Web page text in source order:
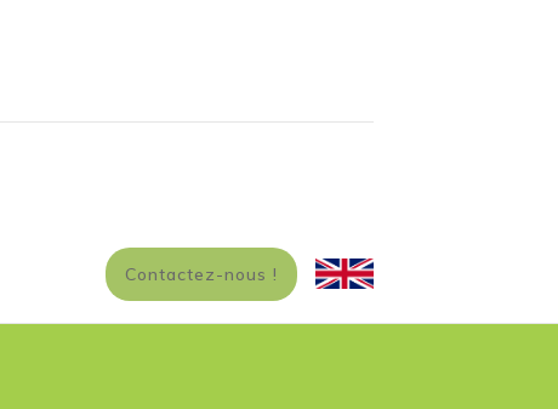
Contactez-nous !